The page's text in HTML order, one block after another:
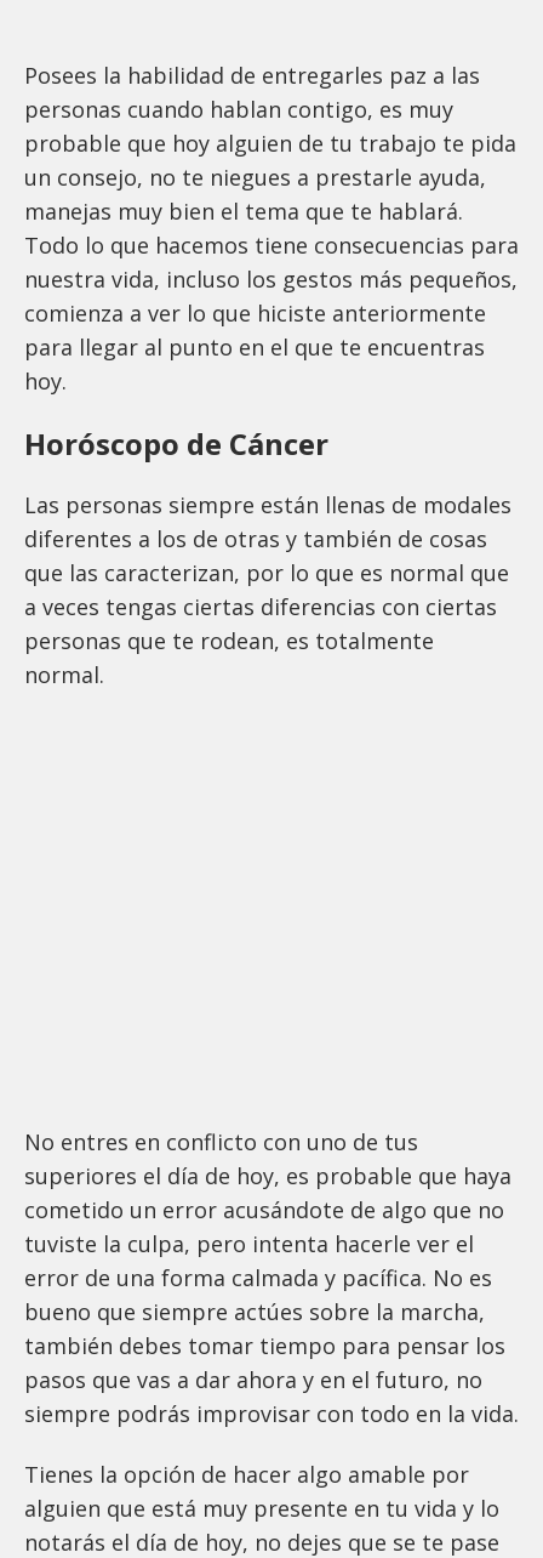
Posees la habilidad de entregarles paz a las
personas cuando hablan contigo, es muy
probable que hoy alguien de tu trabajo te pida
un consejo, no te niegues a prestarle ayuda,
manejas muy bien el tema que te hablará.
Todo lo que hacemos tiene consecuencias para
nuestra vida, incluso los gestos más pequeños,
comienza a ver lo que hiciste anteriormente
para llegar al punto en el que te encuentras
hoy.
Horóscopo de Cáncer
Las personas siempre están llenas de modales
diferentes a los de otras y también de cosas
que las caracterizan, por lo que es normal que
a veces tengas ciertas diferencias con ciertas
personas que te rodean, es totalmente
normal.
No entres en conflicto con uno de tus
superiores el día de hoy, es probable que haya
cometido un error acusándote de algo que no
tuviste la culpa, pero intenta hacerle ver el
error de una forma calmada y pacífica. No es
bueno que siempre actúes sobre la marcha,
también debes tomar tiempo para pensar los
pasos que vas a dar ahora y en el futuro, no
siempre podrás improvisar con todo en la vida.
Tienes la opción de hacer algo amable por
alguien que está muy presente en tu vida y lo
notarás el día de hoy, no dejes que se te pase